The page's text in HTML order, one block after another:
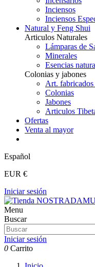
Inciensos
Inciensos
Natural y Feng Shui
Articulos Naturales
Lámparas de
Minerales
Esencias
Colonias y jabones
Art.
Colonias
Jabones
Articulos
Ofertas
Venta al mayor
Español
EUR €
Iniciar sesión
Menu
Buscar
Iniciar sesión
0 Carrito